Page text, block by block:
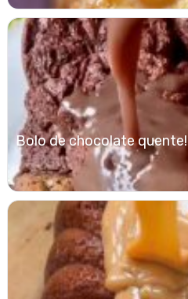
Bolo de chocolate quente!